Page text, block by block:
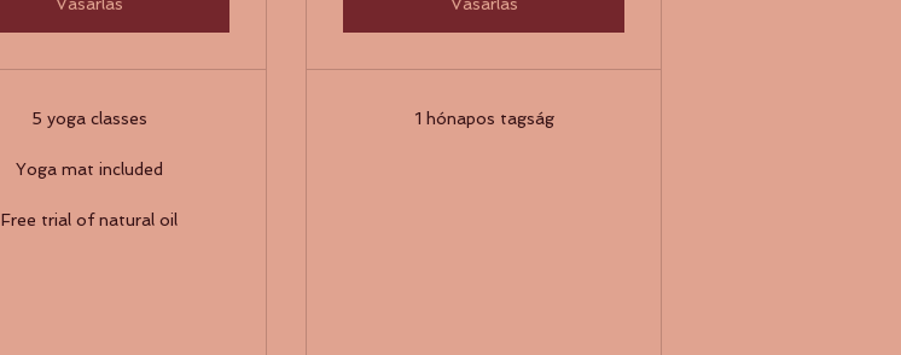
5 yoga classes
Yoga mat included
Free trial of natural oil
1 hónapos tagság